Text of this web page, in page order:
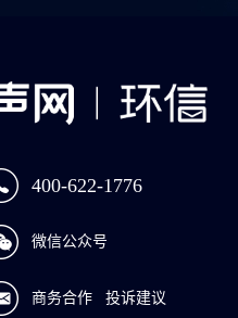
400-622-1776
微信公众号
商务合作 投诉建议